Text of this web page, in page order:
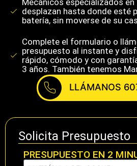
desplazan hasta donde esté
batería, sin moverse de su
Complete el formulario o
presupuesto al instante y
rápido, cómodo y con
3 años. También tenemos
LLÁMANOS
Solicita Presupuesto
PRESUPUESTO EN 2